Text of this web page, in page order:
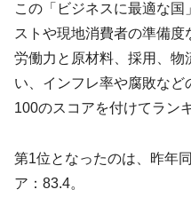
この「ビジネスに最適な国
ストや現地消費者の準備度
労働力と原材料、採用、物
い、インフレ率や腐敗など
100のスコアを付けてラン
第1位となったのは、昨年
ア：83.4。